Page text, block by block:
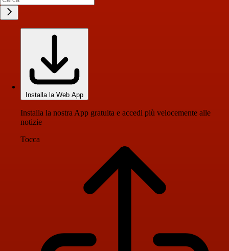
Installa la Web App
Installa la nostra App gratuita e accedi più velocemente alle
notizie
Tocca